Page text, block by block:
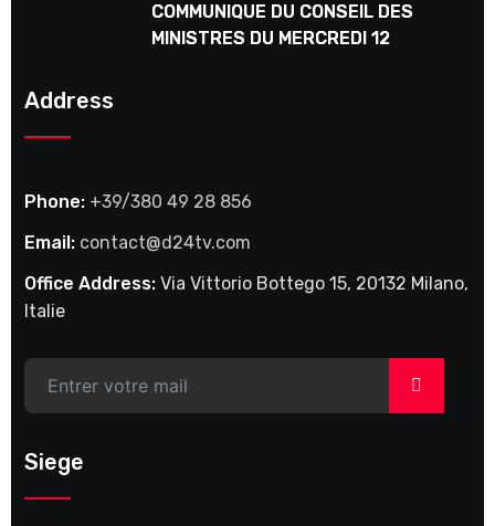
COMMUNIQUE DU CONSEIL DES
MINISTRES DU MERCREDI 12
Address
Phone: +39/380 49 28 856
Email: contact@d24tv.com
Office Address: Via Vittorio Bottego 15, 20132 Milano,
Italie
>
Siege